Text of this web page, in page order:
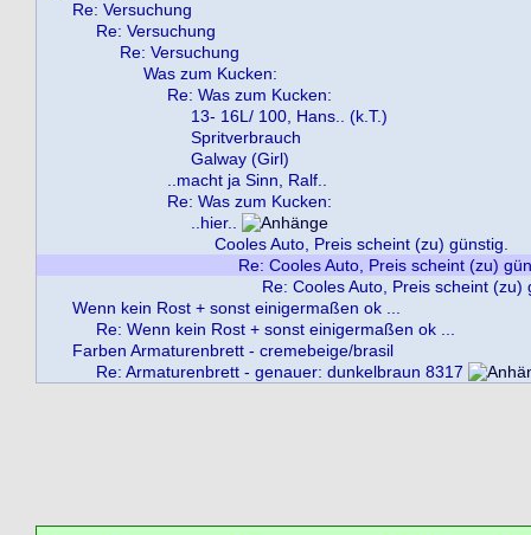
Re: Versuchung
Re: Versuchung
Re: Versuchung
Was zum Kucken:
Re: Was zum Kucken:
13- 16L/ 100, Hans.. (k.T.)
Spritverbrauch
Galway (Girl)
..macht ja Sinn, Ralf..
Re: Was zum Kucken:
..hier..
Cooles Auto, Preis scheint (zu) günstig.
Re: Cooles Auto, Preis scheint (zu)
Re: Cooles Auto, Preis scheint (zu)
Wenn kein Rost + sonst einigermaßen ok ...
Re: Wenn kein Rost + sonst einigermaßen ok ...
Farben Armaturenbrett - cremebeige/brasil
Re: Armaturenbrett - genauer: dunkelbraun 8317